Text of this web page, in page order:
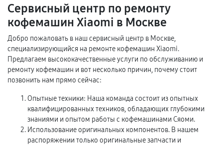
Сервисный центр по ремонту
кофемашин Xiaomi в Москве
Добро пожаловать в наш сервисный центр в Москве,
специализирующийся на ремонте кофемашин Xiaomi.
Предлагаем высококачественные услуги по обслуживанию и
ремонту кофемашин и вот несколько причин, почему стоит
позвонить нам прямо сейчас:
Опытные техники: Наша команда состоит из опытных
квалифицированных техников, обладающих глубокими
знаниями и опытом работы с кофемашинами Сяоми.
Использование оригинальных компонентов. В нашем
распоряжении только оригинальные запчасти и